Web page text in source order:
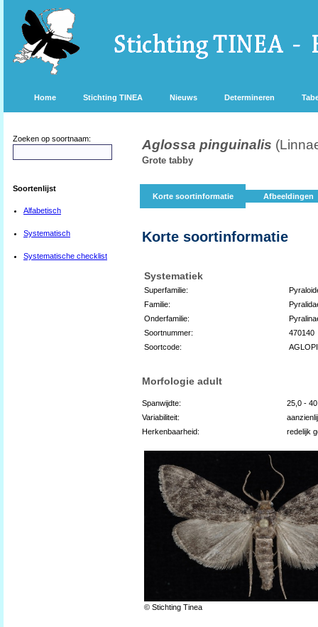
Home Stichting TINEA Nieuws Determineren
Zoeken op soortnaam:
Soortenlijst
Alfabetisch
Systematisch
Systematische checklist
Aglossa pinguinalis
Grote tabby
Korte soortinformatie Afbeeldingen
Korte soortinformatie
Systematiek
Superfamilie:
Familie:
Onderfamilie:
Soortnummer:
470140
Soortcode:
Morfologie adult
Spanwijdte:
25,0 -
Variabiliteit:
Herkenbaarheid:
redelijk
© Stichting Tinea